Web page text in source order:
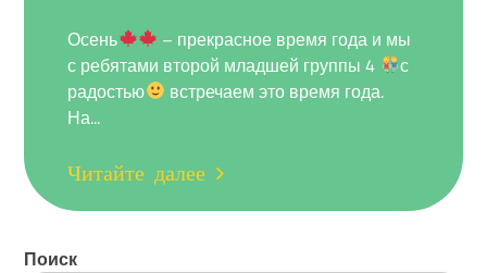
Осень
– прекрасное время года и мы
с ребятами второй младшей группы 4
с
радостью
встречаем это время года.
На...
Читайте далее
Поиск